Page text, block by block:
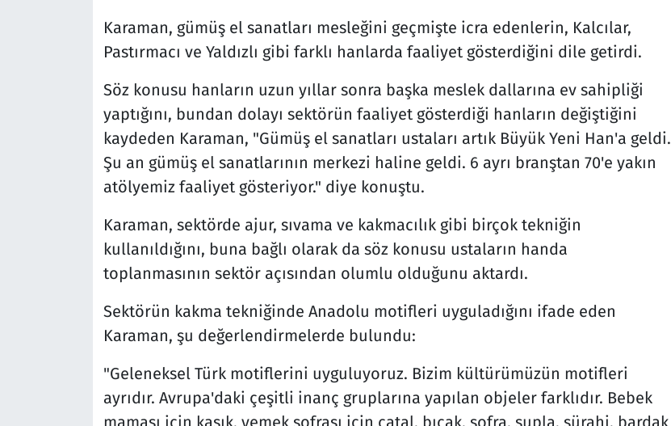
Karaman, gümüş el sanatları mesleğini geçmişte icra edenlerin, Kalcılar,
Pastırmacı ve Yaldızlı gibi farklı hanlarda faaliyet gösterdiğini dile getirdi.
Söz konusu hanların uzun yıllar sonra başka meslek dallarına ev sahipliği
yaptığını, bundan dolayı sektörün faaliyet gösterdiği hanların değiştiğini
kaydeden Karaman, "Gümüş el sanatları ustaları artık Büyük Yeni Han'a geldi.
Şu an gümüş el sanatlarının merkezi haline geldi. 6 ayrı branştan 70'e yakın
atölyemiz faaliyet gösteriyor." diye konuştu.
Karaman, sektörde ajur, sıvama ve kakmacılık gibi birçok tekniğin
kullanıldığını, buna bağlı olarak da söz konusu ustaların handa
toplanmasının sektör açısından olumlu olduğunu aktardı.
Sektörün kakma tekniğinde Anadolu motifleri uyguladığını ifade eden
Karaman, şu değerlendirmelerde bulundu:
"Geleneksel Türk motiflerini uyguluyoruz. Bizim kültürümüzün motifleri
ayrıdır. Avrupa'daki çeşitli inanç gruplarına yapılan objeler farklıdır. Bebek